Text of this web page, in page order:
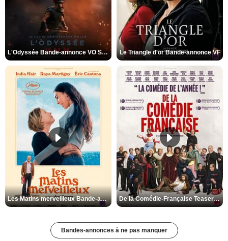
L'Odyssée Bande-annonce VO STFR Le Triangle d'or Bande-annonce VF
Les Matins merveilleux Bande-annonce VF De la Comédie-Française Teaser VF
Bandes-annonces à ne pas manquer